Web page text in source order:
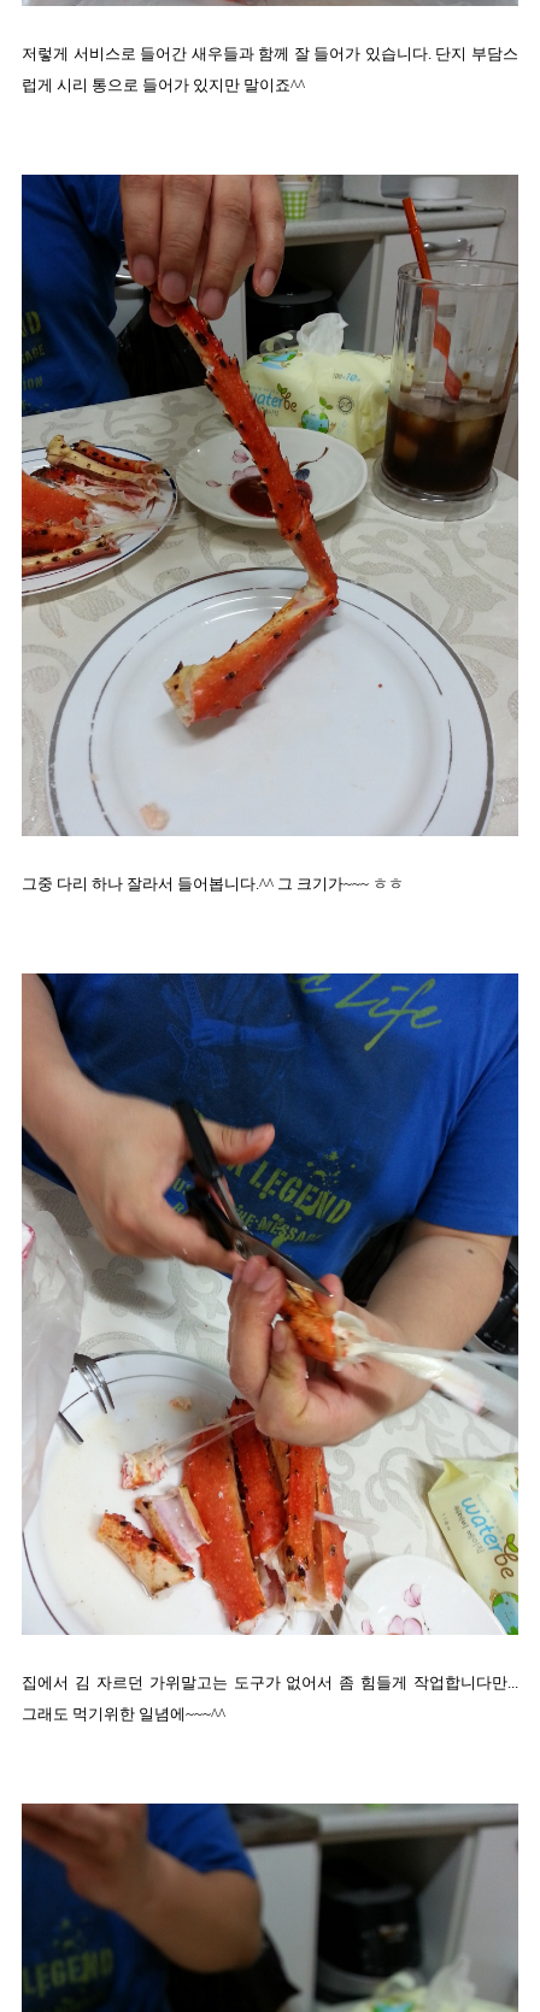
저렇게 서비스로 들어간 새우들과 함께 잘 들어가 있습니다. 단지 부담스
럽게 시리 통으로 들어가 있지만 말이죠^^
그중 다리 하나 잘라서 들어봅니다.^^ 그 크기가~~~ ㅎㅎ
집에서 김 자르던 가위말고는 도구가 없어서 좀 힘들게 작업합니다만...
그래도 먹기위한 일념에~~~^^